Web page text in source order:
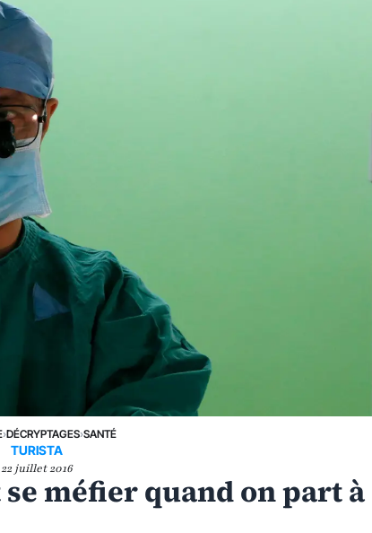
›DÉCRYPTAGES›SANTÉ
TURISTA
22 juillet 2016
méfier quand on part à